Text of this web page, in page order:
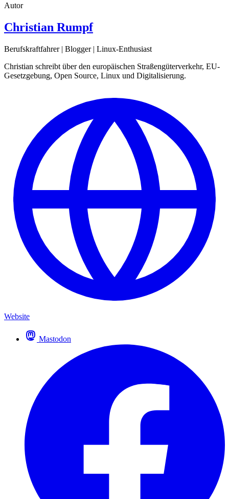
Autor
Christian Rumpf
Berufskraftfahrer | Blogger | Linux-Enthusiast
Christian schreibt über den europäischen Straßengüterverkehr, EU-
Gesetzgebung, Open Source, Linux und Digitalisierung.
Website
Mastodon